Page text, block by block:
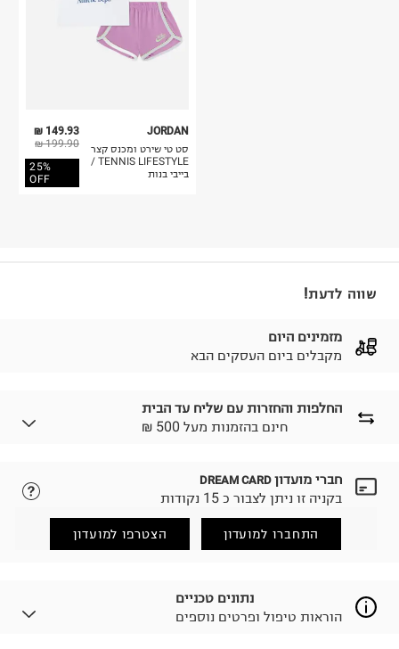
149.93 ₪
199.90 ₪
25%
OFF
JORDAN
סט טי שירט ומכנס קצר
TENNIS LIFESTYLE /
בייבי בנות
שווה לדעת!
מזמינים היום
מקבלים ביום העסקים הבא
החלפות והחזרות עם שליח עד הבית
₪ חינם בהזמנות מעל 500
לבחירת בשיטת המשלוח המתאימה לכם,
הזמנתם והתחרטתם?
(במקום ב-19.9 ₪) לזמן מוגבל! חינם בהזמנות מעל 500 ₪.
למידע נא ללחוץ כאן
.
לפני החזרת החבילה, חשוב להדביק את מדבקת הגוביינא על
חברי מועדון DREAM CARD
בקניה זו ניתן לצבור כ 15 נקודות
התחברו למועדון הצטרפו למועדון
נתונים טכניים
הוראות טיפול ופרטים נוספים